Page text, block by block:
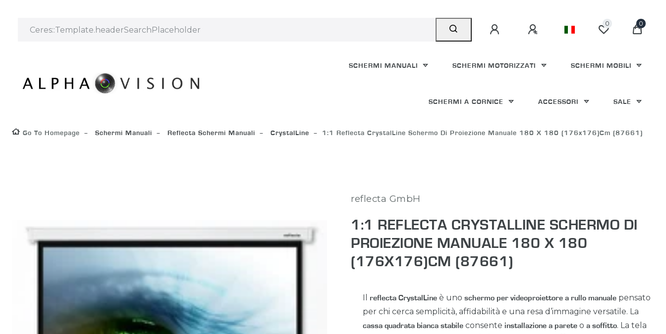
0 0
SCHERMI MANUALI SCHERMI MOTORIZZATI SCHERMI MOBILI
SCHERMI A CORNICE ACCESSORI SALE
Go To Homepage Schermi Manuali Reflecta Schermi Manuali CrystalLine 1:1 Reflecta CrystalLine Schermo Di Proiezione Manuale 180 X 180 (176x176)cm (87661)
reflecta GmbH
1:1 REFLECTA CRYSTALLINE SCHERMO DI
PROIEZIONE MANUALE 180 X 180
(176X176)CM (87661)
Il reflecta CrystalLine è uno schermo per videoproiettore a rullo manuale pensato
per chi cerca semplicità, affidabilità e una resa d’immagine versatile. La
cassa quadrata bianca stabile consente installazione a parete o a soffitto. La tela